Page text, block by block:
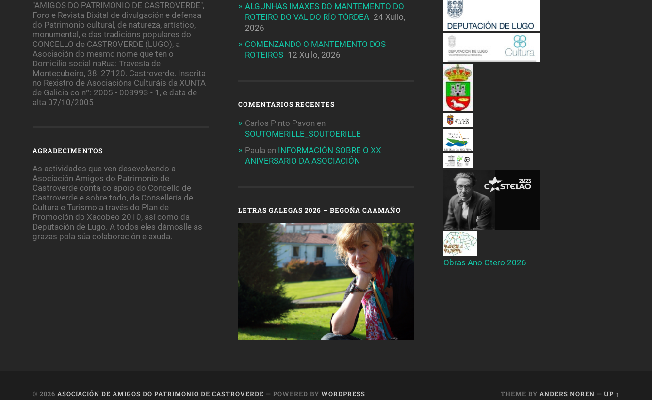
"AMIGOS DO PATRIMONIO DE CASTROVERDE",
Foro e Revista Dixital de divulgación e defensa
do Patrimonio cultural, de natureza, artístico,
monumental, e das tradicións populares do
CONCELLO de CASTROVERDE (LUGO), a
Asociación do mesmo nome que ten o
Domicilio social naRua: Travesía de
Montecubeiro, 38. 27120. Castroverde. Inscrita
no Rexistro de Asociacións Culturáis da XUNTA
de Galicia co nº: 2005 - 008993 - 1, e data de
alta 07/10/2005
AGRADECIMENTOS
As actividades que ven desevolvendo a
Asociación Amigos do Patrimonio de
Castroverde conta co apoio do Concello de
Castroverde e sobre todo, da Consellería de
Cultura e Turismo a través do Plan de
Promoción do Xacobeo 2010, así como da
Deputación de Lugo. A todos eles dámoslle as
grazas pola súa colaboración e axuda.
ALGUNHAS IMAXES DO MANTEMENTO DO
ROTEIRO DO VAL DO RÍO TÓRDEA 24 Xullo,
2026
COMENZANDO O MANTEMENTO DOS
ROTEIROS 12 Xullo, 2026
COMENTARIOS RECENTES
Carlos Pinto Pavon en
SOUTOMERILLE_SOUTOERILLE
Paula en INFORMACIÓN SOBRE O XX
ANIVERSARIO DA ASOCIACIÓN
LETRAS GALEGAS 2026 – BEGOÑA CAAMAÑO
Obras Ano Otero 2026
© 2026ASOCIACIÓN DE AMIGOS DO PATRIMONIO DE CASTROVERDE — POWERED BYWORDPRESS THEME BY ANDERS NOREN — UP ↑